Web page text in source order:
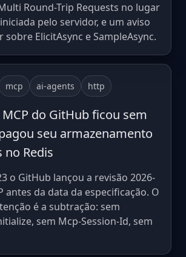
Round-Trip Requests no lugar
pelo servidor, e um aviso
sobre ElicitAsync e SampleAsync.
mcp ai-agents http
do GitHub ficou sem
seu armazenamento
no Redis
o GitHub lançou a revisão 2026-
antes da data da especificação. O
é a subtração: sem
sem Mcp-Session-Id, sem